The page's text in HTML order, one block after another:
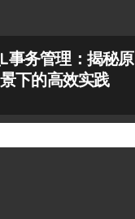
事务管理：揭秘原
下的高效实践